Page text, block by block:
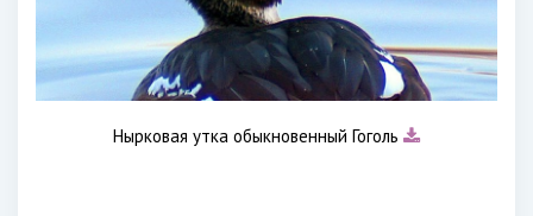
Нырковая утка обыкновенный Гоголь